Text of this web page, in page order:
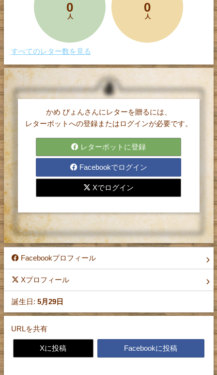
0
人
0
人
すべてのレター数を見る
レターポット(α)は、
1文字5円で購入したポイントを使って、
気持ちを伝えたい相手に手紙（レター）を
贈ることができるサービスです。
レターの送受信をするには、
登録が必要です。
お手数ですが、まず登録を
かめ ぴょんさんにレターを贈るには、
レターポットへの登録またはログインが必要です。
レターポットに登録
Facebookでログイン
Xでログイン
Facebookプロフィール
Xプロフィール
誕生日: 5月29日
URLを共有
Xに投稿 Facebookに投稿